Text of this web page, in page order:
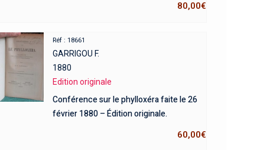
80,00€
Réf : 18661
GARRIGOU F.
1880
Edition originale
Conférence sur le phylloxéra faite le 26
février 1880 – Édition originale.
60,00€